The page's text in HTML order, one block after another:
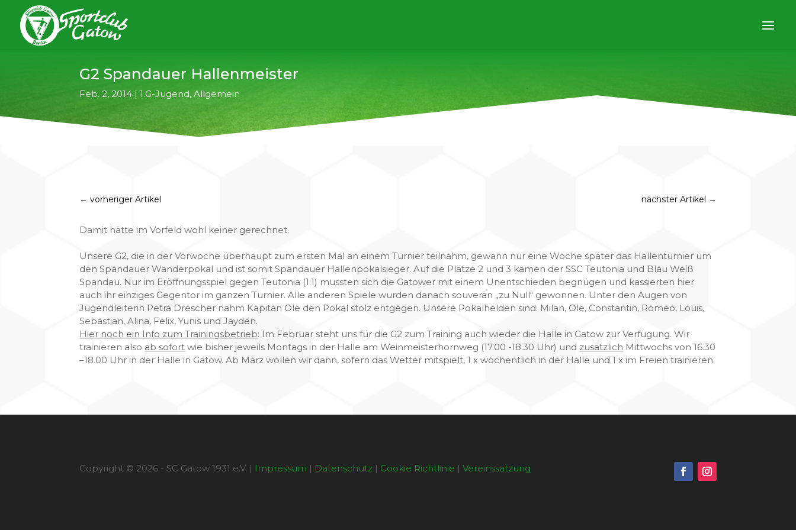
G2 Spandauer Hallenmeister
Feb. 2, 2014 |1.G-Jugend,Allgemein
←vorheriger Artikel nächster Artikel →
Damit hätte im Vorfeld wohl keiner gerechnet.
Unsere G2, die in der Vorwoche überhaupt zum ersten Mal an einem Turnier teilnahm, gewann nur eine Woche später das Hallenturnier um
den Spandauer Wanderpokal und ist somit Spandauer Hallenpokalsieger. Auf die Plätze 2 und 3 kamen der SSC Teutonia und Blau Weiß
Spandau. Nur im Eröffnungsspiel gegen Teutonia (1:1) mussten sich die Gatower mit einem Unentschieden begnügen und kassierten hier
auch ihr einziges Gegentor im ganzen Turnier. Alle anderen Spiele wurden danach souverän „zu Null“ gewonnen. Unter den Augen von
Jugendleiterin Petra Drescher nahm Kapitän Ole den Pokal stolz entgegen. Unsere Pokalhelden sind: Milan, Ole, Constantin, Romeo, Louis,
Sebastian, Alina, Felix, Yunis und Jayden.
Hier noch ein Info zum Trainingsbetrieb: Im Februar steht uns für die G2 zum Training auch wieder die Halle in Gatow zur Verfügung. Wir
trainieren also ab sofort wie bisher jeweils Montags in der Halle am Weinmeisterhornweg (17.00 -18.30 Uhr) und zusätzlich Mittwochs von 16.30
–18.00 Uhr in der Halle in Gatow. Ab März wollen wir dann, sofern das Wetter mitspielt, 1 x wöchentlich in der Halle und 1 x im Freien trainieren.
Copyright © 2026 - SC Gatow 1931 e.V. | Impressum | Datenschutz | Cookie Richtlinie |Vereinssatzung